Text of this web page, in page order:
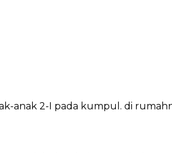
anak 2-I pada kumpul. di